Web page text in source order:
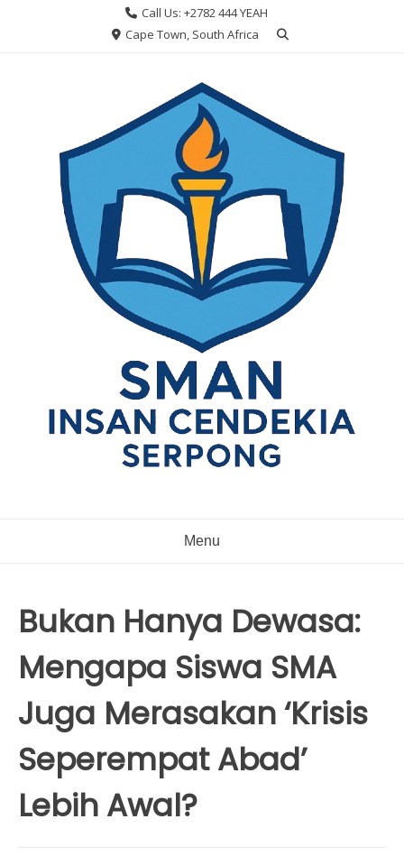
Call Us: +2782 444 YEAH
Cape Town, South Africa
Menu
Bukan Hanya Dewasa:
Mengapa Siswa SMA
Juga Merasakan ‘Krisis
Seperempat Abad’
Lebih Awal?